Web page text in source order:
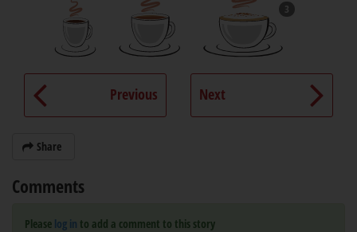
3
Previous Next
Share
Comments
Please log in to add a comment to this story